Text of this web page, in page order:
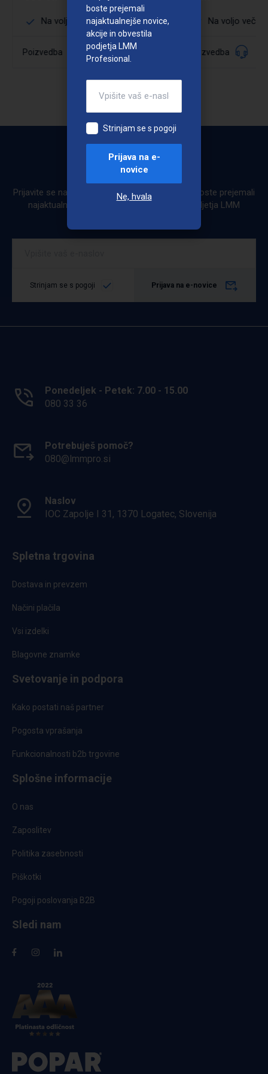
Podrobno
Na voljo več dimenzij
Poizvedba Šifra: 009836
Podrobno
Na voljo več
Poizvedba
Bodite obveščeni
Prijavite se na e-novice. Ob prijavi na e-novice boste prejemali
najaktualnejše novice, akcije in obvestila podjetja LMM
Strinjam se s pogoji Prijava na e-novice
Ponedeljek - Petek: 7.00 - 15.00
080 33 36
Potrebuješ pomoč?
080@lmmpro.si
Naslov
IOC Zapolje I 31, 1370 Logatec, Slovenija
Spletna trgovina
Dostava in prevzem
Načini plačila
Vsi izdelki
Blagovne znamke
Svetovanje in podpora
Kako postati naš partner
Pogosta vprašanja
Funkcionalnosti b2b trgovine
Splošne informacije
O nas
Zaposlitev
Politika zasebnosti
Piškotki
Pogoji poslovanja B2B
Sledi nam
boste prejemali
najaktualnejše novice,
akcije in obvestila
podjetja LMM
Profesional.
Strinjam se s pogoji
Prijava na e-
novice
Ne, hvala